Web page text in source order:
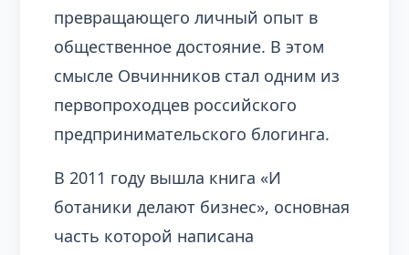
превращающего личный опыт в
общественное достояние. В этом
смысле Овчинников стал одним из
первопроходцев российского
предпринимательского блогинга.
В 2011 году вышла книга «И
ботаники делают бизнес», основная
часть которой написана